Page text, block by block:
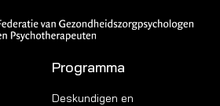
Programma
Deskundigen en